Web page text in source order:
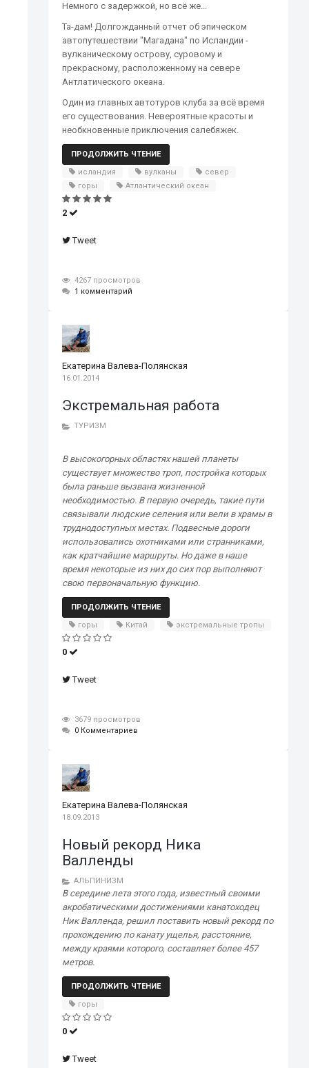
Немного с задержкой, но всё же...
Та-дам! Долгожданный отчет об эпическом
автопутешествии "Магадана" по Исландии -
вулканическому острову, суровому и
прекрасному, расположенному на севере
Антлатического океана.
Один из главных автотуров клуба за всё время
его существования. Невероятные красоты и
необкновенные приключения салебяжек.
ПРОДОЛЖИТЬ ЧТЕНИЕ
исландия
вулканы
север
горы
Атлантический океан
2
Tweet
4267 просмотров
1 комментарий
Екатерина Валева-Полянская
16.01.2014
Экстремальная работа
ТУРИЗМ
В высокогорных областях нашей планеты
существует множество троп, постройка которых
была раньше вызвана жизненной
необходимостью. В первую очередь, такие пути
связывали людские селения или вели в храмы в
труднодоступных местах. Подвесные дороги
использовались охотниками или странниками,
как кратчайшие маршруты. Но даже в наше
время некоторые из них до сих пор выполняют
свою первоначальную функцию.
ПРОДОЛЖИТЬ ЧТЕНИЕ
горы
Китай экстремальные тропы
0
Tweet
3679 просмотров
0 Комментариев
Екатерина Валева-Полянская
18.09.2013
Новый рекорд Ника
Валленды
АЛЬПИНИЗМ
В середине лета этого года, известный своими
акробатическими достижениями канатоходец
Ник Валленда, решил поставить новый рекорд по
прохождению по канату ущелья, расстояние,
между краями которого, составляет более 457
метров.
ПРОДОЛЖИТЬ ЧТЕНИЕ
горы
0
Tweet